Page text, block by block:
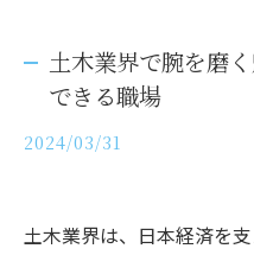
土木業界で腕を磨
できる職場
2024/03/31
土木業界は、日本経済を